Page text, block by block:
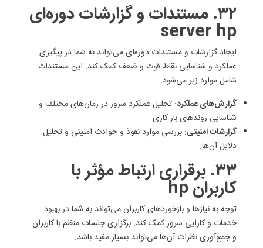
۳۲. مستندات و گزارشات دوره‌ای
server hp
ایجاد گزارشات و مستندات دوره‌ای می‌تواند به شما در پیگیری
عملکرد و شناسایی نقاط قوت و ضعف کمک کند. این مستندات
شامل موارد زیر می‌شود:
گزارش‌های عملکرد: تحلیل عملکرد سرور در زمان‌های مختلف و
شناسایی روندهای بار کاری.
گزارشات امنیتی: بررسی موارد نفوذ و حوادث امنیتی و تحلیل
دلایل آن‌ها.
۳۳. برقراری ارتباط مؤثر با
کاربران hp
توجه به نیازها و بازخوردهای کاربران می‌تواند به شما در بهبود
خدمات و کارایی سرور کمک کند. برگزاری جلسات منظم با کاربران
و جمع‌آوری نظرات آن‌ها می‌تواند بسیار مفید باشد.